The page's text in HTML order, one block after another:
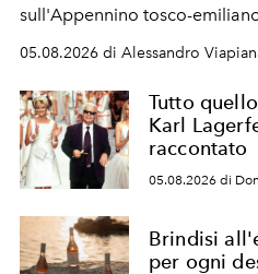
sull'Appennino tosco-
05.08.2026 di Alessandro
Tutto
Karl
raccontato
05.08.2026 di
Brindisi
per ogni